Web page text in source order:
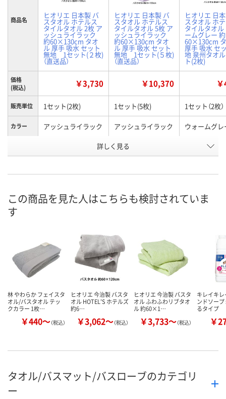
商品名 ヒオリエ 日本製 バ
スタオル ホテルス
タイルタオル 2枚 ア
ッシュライラック
約60×130cm タオ
ル 厚手 吸水 セット
無地 1セット(２枚)
（直送品）
ヒオリエ 日本製 バ
スタオル ホテルス
タイルタオル 5枚 ア
ッシュライラック
約60×130cm タオ
ル 厚手 吸水 セット
無地 1セット(５枚)
（直送品）
ヒオリエ 日
スタオル ホ
タイルタオル
ームグレー 約
60×130cm
厚手 吸水 セ
地 泉州タオ
ト(2枚)
価格
(税込)
￥3,730 ￥10,370
販売単位 1セット(2枚) 1セット(5枚) 1セット（2枚）
カラー アッシュライラック アッシュライラック ウォームグレ
X106638 HH62117
した
カ
詳しく見る
この商品を見た人はこちらも検討されていま
す
林 やわらか フェイスタ
オル/バスタオル テッ
クカラー 1枚…
￥440～（税込）
ヒオリエ 今治製 バスタ
オル HOTEL'S ホテルズ
約6…
￥3,062～（税込）
ヒオリエ 今治製 バスタ
オル ふわふわリブタオ
ル 約60×1…
￥3,733～（税込）
キレイキ
ンドソー
るタイプ
￥
タオル/バスマット/バスローブのカテゴリ
ー